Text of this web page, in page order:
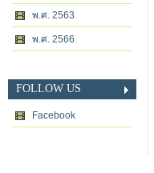
พ.ศ. 2563
พ.ศ. 2566
FOLLOW US
Facebook